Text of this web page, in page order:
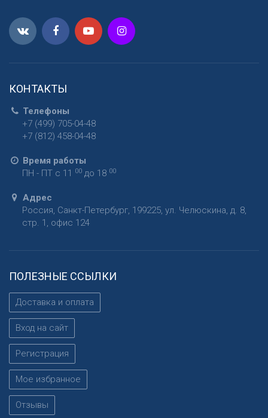
КОНТАКТЫ
Телефоны
+7 (499) 705-04-48
+7 (812) 458-04-48
Время работы
ПН - ПТ с 11
00 до 18 00
Адрес
Россия, Санкт-Петербург, 199225, ул. Челюскина, д. 8,
стр. 1, офис 124
ПОЛЕЗНЫЕ ССЫЛКИ
Доставка и оплата
Вход на сайт
Регистрация
Мое избранное
Отзывы